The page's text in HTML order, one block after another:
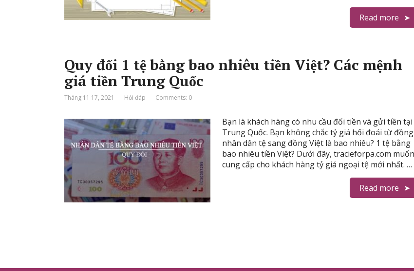
Read more
Quy đổi 1 tệ bằng bao nhiêu tiền Việt? Các mệnh
giá tiền Trung Quốc
Tháng 11 17, 2021 Hỏi đáp Comments: 0
Bạn là khách hàng có nhu cầu đổi tiền và gửi tiền tại
Trung Quốc. Bạn không chắc tỷ giá hối đoái từ đồng
nhân dân tệ sang đồng Việt là bao nhiêu? 1 tệ bằng
bao nhiêu tiền Việt? Dưới đây, tracieforpa.com muốn
cung cấp cho khách hàng tỷ giá ngoại tệ mới nhất. …
Read more